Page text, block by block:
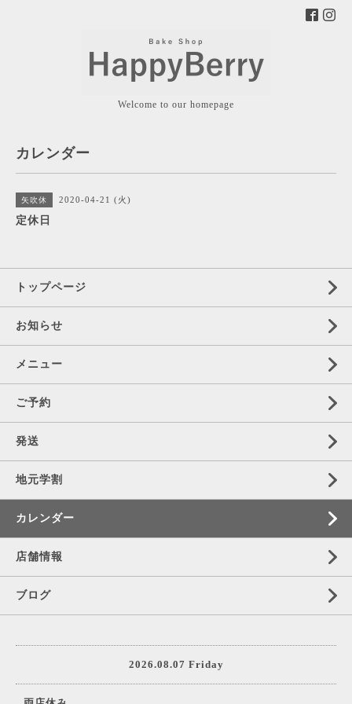
Welcome to our homepage
カレンダー
矢吹休 2020-04-21 (火)
定休日
トップページ
お知らせ
メニュー
ご予約
発送
地元学割
カレンダー
店舗情報
ブログ
2026.08.07 Friday